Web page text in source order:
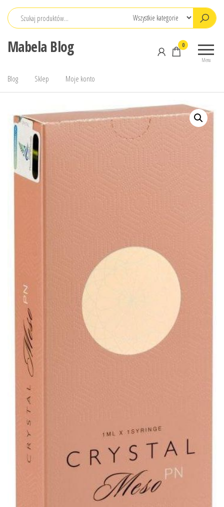
Przejdź
Mabela Blog
Menu
0
Blog Sklep Moje konto